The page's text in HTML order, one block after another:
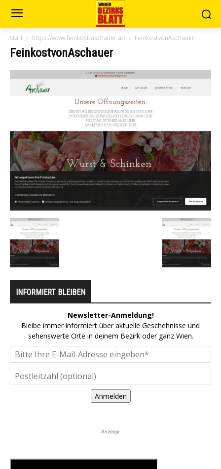
Start https://www.feinkost-aschauer.at/ FeinkostvonAschauer
FeinkostvonAschauer
INFORMIERT BLEIBEN
Newsletter-Anmeldung!
Bleibe immer informiert über aktuelle Geschehnisse und
sehenswerte Orte in deinem Bezirk oder ganz Wien.
Anmelden
Anzeige